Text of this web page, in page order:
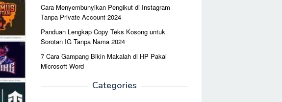
Cara Menyembunyikan Pengikut di Instagram
Tanpa Private Account 2024
Panduan Lengkap Copy Teks Kosong untuk
Sorotan IG Tanpa Nama 2024
7 Cara Gampang Bikin Makalah di HP Pakai
Microsoft Word
Categories